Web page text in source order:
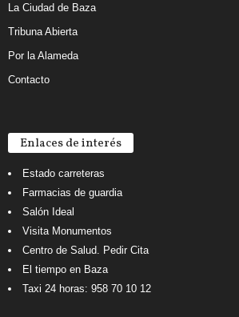
La Ciudad de Baza
Tribuna Abierta
Por la Alameda
Contacto
Enlaces de interés
Estado carreteras
Farmacias de guardia
Salón Ideal
Visita Monumentos
Centro de Salud. Pedir Cita
El tiempo en Baza
Taxi 24 horas: 958 70 10 12